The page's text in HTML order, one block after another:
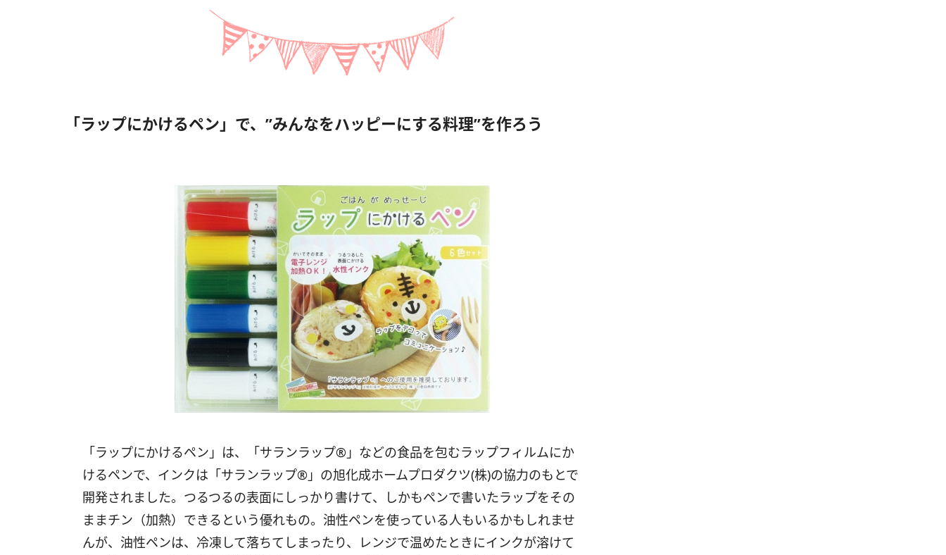
「ラップにかけるペン」で、”みんなをハッピーにする料理”を作ろう
「ラップにかけるペン」は、「サランラップ®」などの食品を包むラップフィルムにか
けるペンで、インクは「サランラップ®」の旭化成ホームプロダクツ(株)の協力のもとで
開発されました。つるつるの表面にしっかり書けて、しかもペンで書いたラップをその
ままチン（加熱）できるという優れもの。油性ペンを使っている人もいるかもしれませ
んが、油性ペンは、冷凍して落ちてしまったり、レンジで温めたときにインクが溶けて